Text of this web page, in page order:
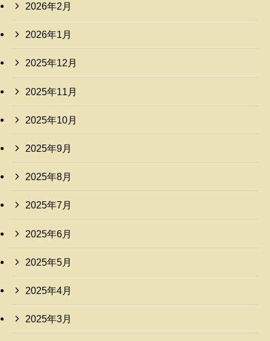
2026年2月
2026年1月
2025年12月
2025年11月
2025年10月
2025年9月
2025年8月
2025年7月
2025年6月
2025年5月
2025年4月
2025年3月